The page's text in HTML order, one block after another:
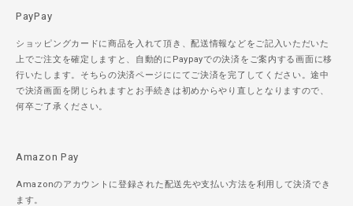
PayPay
ショッピングカードに商品を入れて頂き、配送情報などをご記入いただいた
上でご注文を確定しますと、自動的にPaypayでの決済をご案内する画面に移
行いたします。そちらの決済ページににてご決済を完了してください。途中
で決済画面を閉じられますとお手続きは初めからやり直しとなりますので、
何卒ご了承ください。
Amazon Pay
Amazonのアカウントに登録された配送先や支払い方法を利用して決済でき
ます。